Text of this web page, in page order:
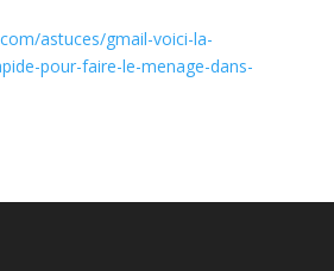
astuces/gmail-voici-la-
pour-faire-le-menage-dans-